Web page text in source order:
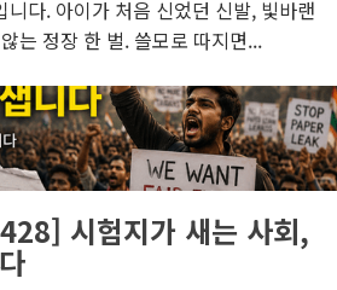
다. 아이가 처음 신었던 신발, 빛바랜
는 정장 한 벌. 쓸모로 따지면...
시험지가 새는 사회,